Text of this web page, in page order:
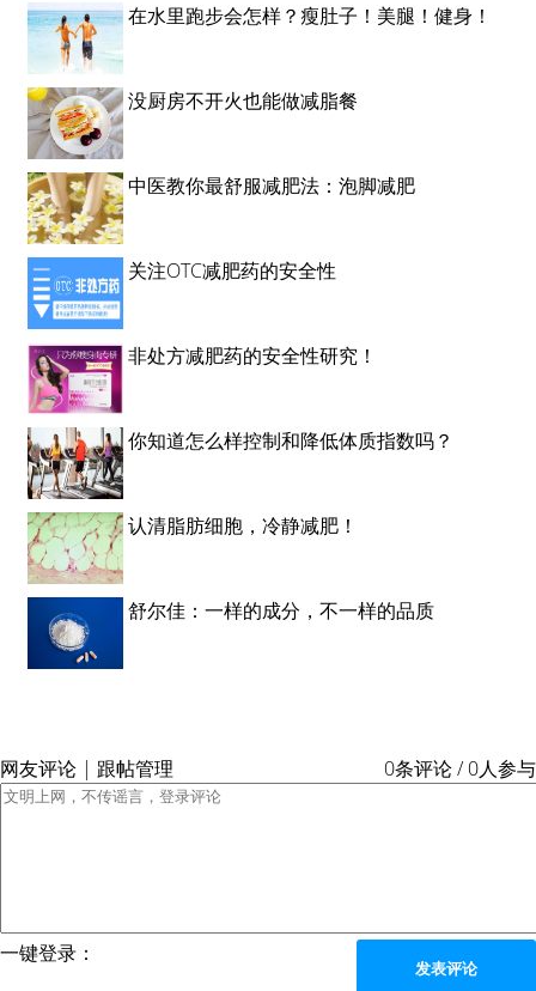
在水里跑步会怎样？瘦肚子！美腿！健身！
没厨房不开火也能做减脂餐
中医教你最舒服减肥法：泡脚减肥
关注OTC减肥药的安全性
非处方减肥药的安全性研究！
你知道怎么样控制和降低体质指数吗？
认清脂肪细胞，冷静减肥！
舒尔佳：一样的成分，不一样的品质
网友评论 | 跟帖管理 0条评论 / 0人参与
一键登录：
发表评论